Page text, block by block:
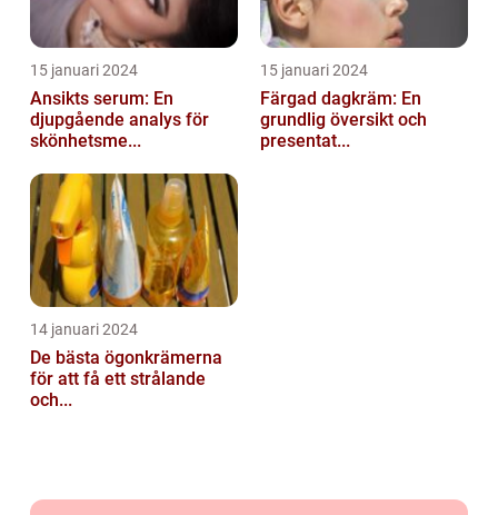
15 januari 2024
Ansikts serum: En
djupgående analys för
skönhetsme...
15 januari 2024
Färgad dagkräm: En
grundlig översikt och
presentat...
14 januari 2024
De bästa ögonkrämerna
för att få ett strålande
och...